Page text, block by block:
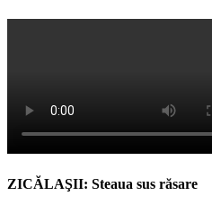
ZICĂLAŞII: Steaua sus răsare